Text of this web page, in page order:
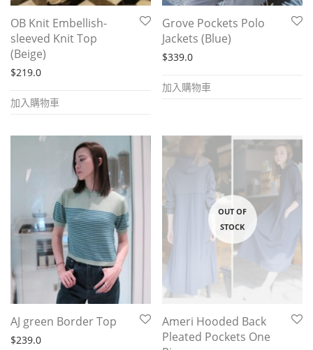
OB Knit Embellish-
sleeved Knit Top
(Beige)
$219.0
加入購物車
Grove Pockets Polo
Jackets (Blue)
$339.0
加入購物車
AJ green Border Top
$239.0
Ameri Hooded Back
Pleated Pockets One